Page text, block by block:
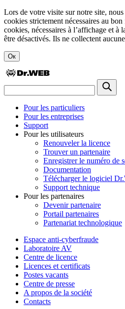
Lors de votre visite sur notre site,
cookies strictement nécessaires au
cookies, nécessaires à l’affichage et à
être désactivés. Ils ne collectent
Ок
Pour les particuliers
Pour les entreprises
Support
Pour les utilisateurs
Renouveler la licence
Trouver un partenaire
Enregistrer le numéro de
Documentation
Télécharger le logiciel
Support technique
Pour les partenaires
Devenir partenaire
Portail partenaires
Partenariat technologique
Espace anti-cyberfraude
Laboratoire AV
Centre de licence
Licences et certificats
Postes vacants
Centre de presse
A propos de la société
Contacts